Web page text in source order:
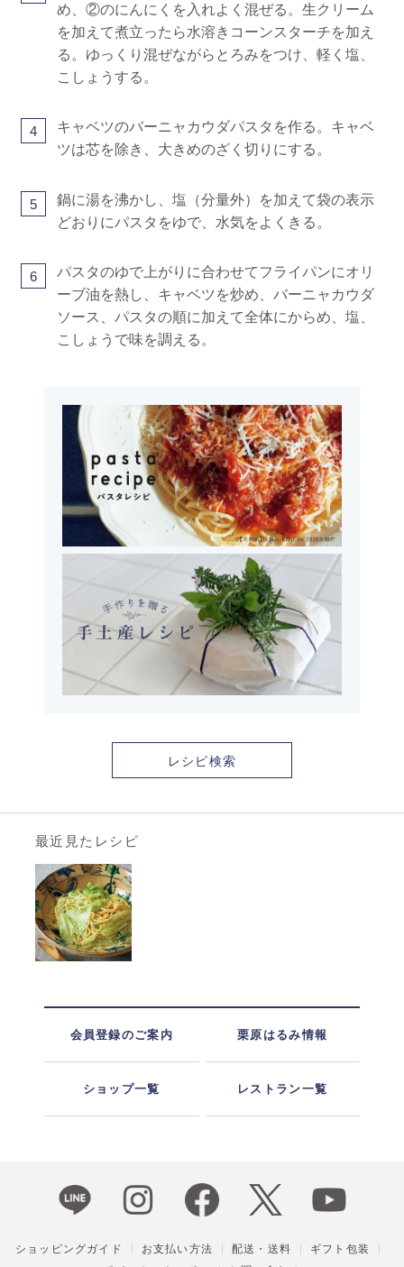
め、②のにんにくを入れよく混ぜる。生クリーム
を加えて煮立ったら水溶きコーンスターチを加え
る。ゆっくり混ぜながらとろみをつけ、軽く塩、
こしょうする。
4
キャベツのバーニャカウダパスタを作る。キャベ
ツは芯を除き、大きめのざく切りにする。
5
鍋に湯を沸かし、塩（分量外）を加えて袋の表示
どおりにパスタをゆで、水気をよくきる。
6
パスタのゆで上がりに合わせてフライパンにオリ
ーブ油を熱し、キャベツを炒め、バーニャカウダ
ソース、パスタの順に加えて全体にからめ、塩、
こしょうで味を調える。
レシピ検索
最近見たレシピ
会員登録のご案内 栗原はるみ情報
ショップ一覧 レストラン一覧
ショッピングガイド お支払い方法 配送・送料
ギフト包装